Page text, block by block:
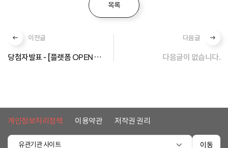
목록
이전글
당첨자발표 - [플랫폼 OPEN 이벤트] 클래스 완주 '끝까지 간다'
다음글
다음글이 없습니다.
개인정보처리정책 이용약관 저작권 권리
유관기관 사이트 이동